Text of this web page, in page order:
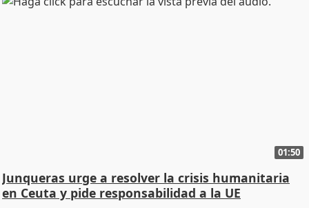
01:50
Junqueras urge a resolver la crisis humanitaria
en Ceuta y pide responsabilidad a la UE